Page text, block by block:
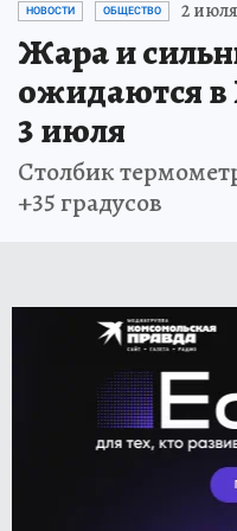
НОВОСТИ ОБЩЕСТВО 2 июля
Жара и
ожидаются в
3 июля
Столбик
+35 градусов